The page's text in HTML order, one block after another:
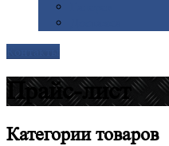
Прайс-лист
Категориитоваров